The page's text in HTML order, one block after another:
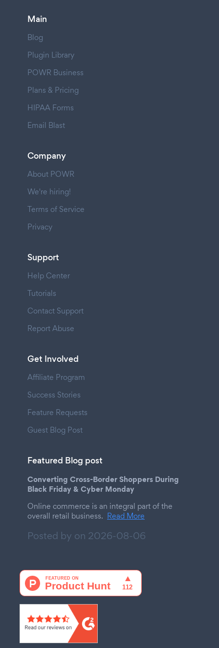
Main
Blog
Plugin Library
POWR Business
Plans & Pricing
HIPAA Forms
Email Blast
Company
About POWR
We're hiring!
Terms of Service
Privacy
Support
Help Center
Tutorials
Contact Support
Report Abuse
Get Involved
Affiliate Program
Success Stories
Feature Requests
Guest Blog Post
Featured Blog post
Converting Cross-Border Shoppers During
Black Friday & Cyber Monday
Online commerce is an integral part of the
overall retail business. Read More
Posted by on 2026-08-06